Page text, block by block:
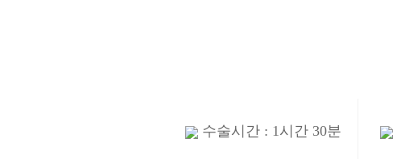
수술시간 : 1시간 30분